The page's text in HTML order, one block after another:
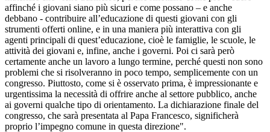
affinché i giovani siano più sicuri e come possano – e anche
debbano - contribuire all’educazione di questi giovani con gli
strumenti offerti online, e in una maniera più interattiva con gli
agenti principali di quest’educazione, cioè le famiglie, le scuole, le
attività dei giovani e, infine, anche i governi. Poi ci sarà però
certamente anche un lavoro a lungo termine, perché questi non sono
problemi che si risolveranno in poco tempo, semplicemente con un
congresso. Piuttosto, come si è osservato prima, è impressionante e
urgentissima la necessità di offrire anche al settore pubblico, anche
ai governi qualche tipo di orientamento. La dichiarazione finale del
congresso, che sarà presentata al Papa Francesco, significherà
proprio l’impegno comune in questa direzione".